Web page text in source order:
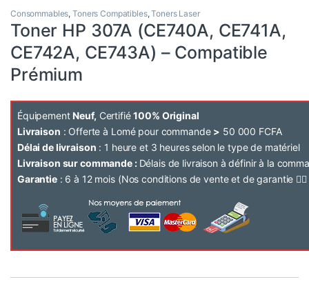
Consommables,Toners Compatibles,Toners Laser
Toner HP 307A (CE740A, CE741A,
CE742A, CE743A) – Compatible
Prémium
Équipement Neuf, Certifié100% Original
Livraison : Offerte à Lomé pour commande > 50 000 FCFA
Délai de livraison : 1 heure et 3 heures selon le type de matériel
Livraison sur commande : Délais de livraison à définir à la
Garantie: 6 à 12 mois (Nos conditions de vente et de garantie 👉🏽